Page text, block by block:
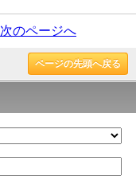
次のページへ
ページの先頭へ戻る